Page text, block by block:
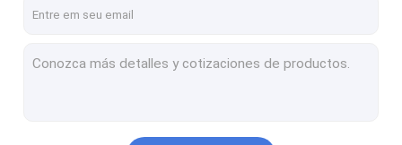
Plataforma do mezanino